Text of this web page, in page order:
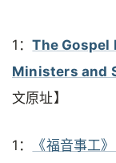
1：The
Ministers and
文原址】
1：
《福音事工